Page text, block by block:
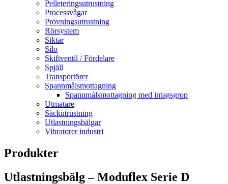
Pelleteringsutrustning
Processvågar
Provningsutrustning
Rörsystem
Siktar
Silo
Skiftventil / Fördelare
Spjäll
Transportörer
Spannmålsmottagning
Spannmålsmottagning med intagsgrop
Utmatare
Säckutrustning
Utlastningsbälgar
Vibratorer industri
Produkter
Utlastningsbälg – Moduflex Serie D